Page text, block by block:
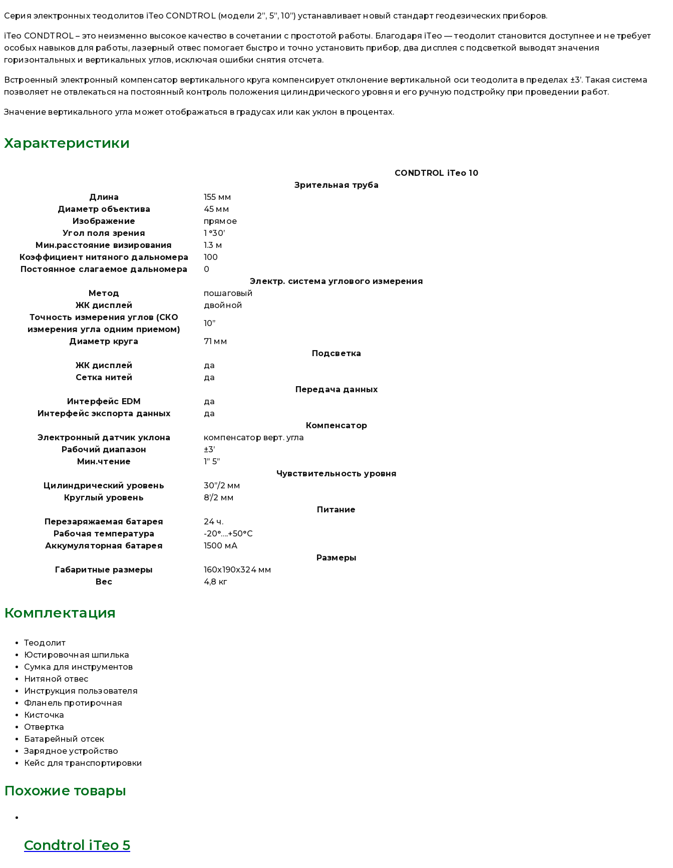
Серия электронных теодолитов iTeo CONDTROL (модели 2”, 5”, 10”) устанавливает новый стандарт геодезических приборов.
iTeo CONDTROL – это неизменно высокое качество в сочетании с простотой работы. Благодаря iTeo — теодолит становится доступнее и не требует
особых навыков для работы, лазерный отвес помогает быстро и точно установить прибор, два дисплея с подсветкой выводят значения
горизонтальных и вертикальных углов, исключая ошибки снятия отсчета.
Встроенный электронный компенсатор вертикального круга компенсирует отклонение вертикальной оси теодолита в пределах ±3’. Такая система
позволяет не отвлекаться на постоянный контроль положения цилиндрического уровня и его ручную подстройку при проведении работ.
Значение вертикального угла может отображаться в градусах или как уклон в процентах.
Характеристики
CONDTROL iTeo 10
Зрительная труба
Длина
155 мм
Диаметр объектива
45 мм
Изображение
прямое
Угол поля зрения
1 °30’
Мин.расстояние визирования
1.3 м
Коэффициент нитяного дальномера
100
Постоянное слагаемое дальномера
0
Электр. система углового измерения
Метод
пошаговый
ЖК дисплей
двойной
Точность измерения углов (СКО
измерения угла одним приемом)
10’’
Диаметр круга
71 мм
Подсветка
ЖК дисплей
да
Сетка нитей
да
Передача данных
Интерфейс EDM
да
Интерфейс экспорта данных
да
Компенсатор
Электронный датчик уклона
компенсатор верт. угла
Рабочий диапазон
±3’
Мин.чтение
1’’ 5’’
Чувствительность уровня
Цилиндрический уровень
30’’/2 мм
Круглый уровень
8’/2 мм
Питание
Перезаряжаемая батарея
24 ч.
Рабочая температура
-20°….+50°C
Аккумуляторная батарея
1500 мА
Размеры
Габаритные размеры
160x190x324 мм
Вес
4,8 кг
Комплектация
Теодолит
Юстировочная шпилька
Сумка для инструментов
Нитяной отвес
Инструкция пользователя
Фланель протирочная
Кисточка
Отвертка
Батарейный отсек
Зарядное устройство
Кейс для транспортировки
Похожие товары
Condtrol iTeo 5